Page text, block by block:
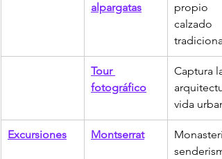
alpargatas
propio
calzado
tradicional.
Tour
fotográfico
Captura la
vida
Excursiones Montserrat